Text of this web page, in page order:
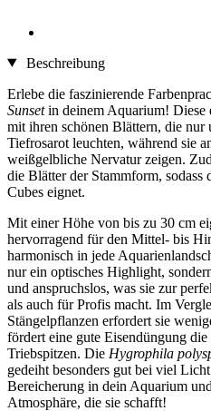
Beschreibung
Erlebe die faszinierende
Sunsetin deinem Aquarium! Diese
mit ihren schönen Blättern, die nur
Tiefrosarot leuchten, während sie
weißgelbliche Nervatur zeigen.
die Blätter der Stammform,
Cubes eignet.
Mit einer Höhe von bis zu 30 cm
hervorragend für den Mittel- bis
harmonisch in jede
nur ein optisches Highlight,
und anspruchslos, was sie zur
als auch für Profis macht. Im
Stängelpflanzen erfordert sie
fördert eine gute Eisendüngung
Triebspitzen. Die Hygrophila
gedeiht besonders gut bei viel
Bereicherung in dein Aquarium
Atmosphäre, die sie schafft!